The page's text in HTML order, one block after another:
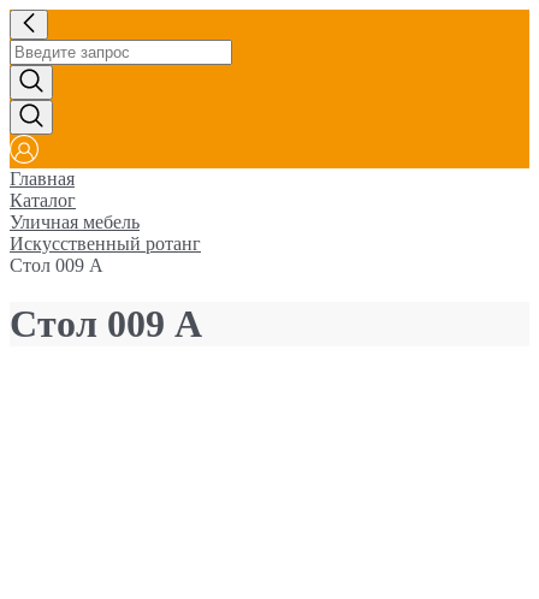
Главная
Каталог
Уличная мебель
Искусственный ротанг
Стол 009 A
Стол 009 A